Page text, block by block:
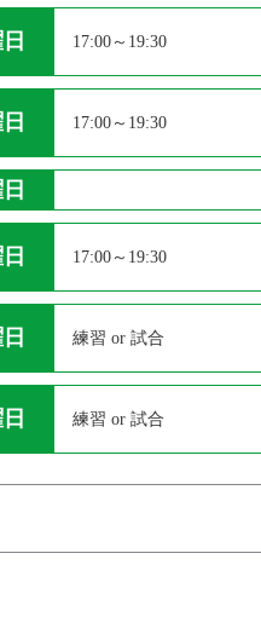
17:00～19:30
17:00～19:30
17:00～19:30
練習 or 試合
練習 or 試合